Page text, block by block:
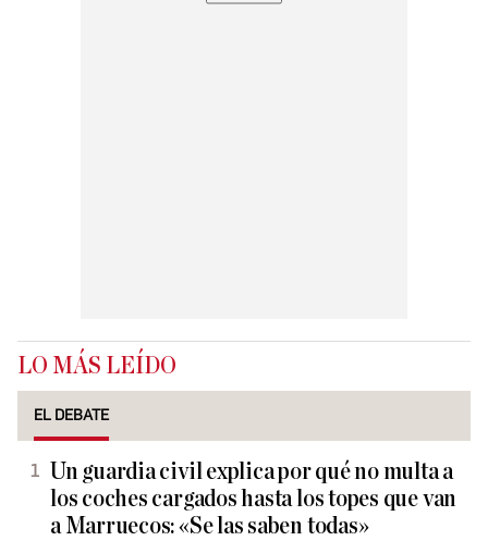
LO MÁS LEÍDO
EL DEBATE
Un guardia civil explica por qué no multa a
los coches cargados hasta los topes que van
a Marruecos: «Se las saben todas»